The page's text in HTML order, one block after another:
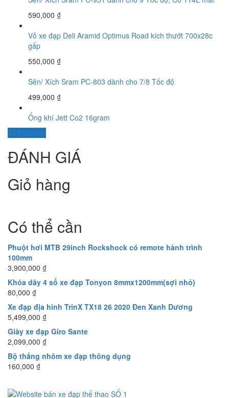
590,000 ₫
Vỏ xe đạp Deli Aramid Optimus Road kích thướt 700x28c
gấp
550,000 ₫
Sên/ Xích Sram PC-803 dành cho 7/8 Tốc độ
499,000 ₫
Ống khí Jett Co2 16gram
ĐÁNH GIÁ
Giỏ hàng
Có thể cần
Phuột hơi MTB 29inch Rockshock có remote hành trình
100mm
3,900,000 ₫
Khóa dây 4 số xe đạp Tonyon 8mmx1200mm(sợi nhỏ)
80,000 ₫
Xe đạp địa hình TrinX TX18 26 2020 Đen Xanh Dương
5,499,000 ₫
Giày xe đạp Giro Sante
2,099,000 ₫
Bộ thắng nhôm xe đạp thông dụng
160,000 ₫